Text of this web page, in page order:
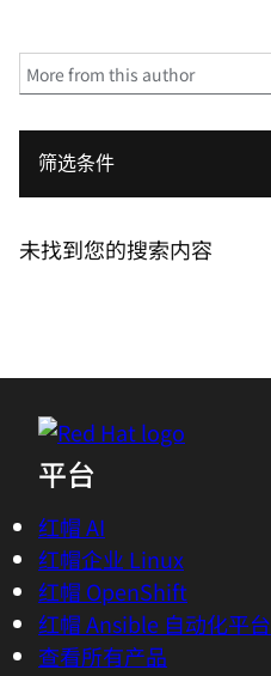
筛选条件
未找到您的搜索内容
平台
红帽 AI
红帽企业 Linux
红帽 OpenShift
红帽 Ansible 自动化平台
查看所有产品